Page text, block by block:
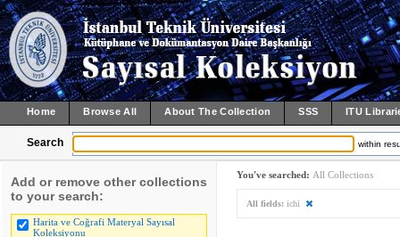
Home Browse All About The Collection SSS ITU
Search within
Add or remove other collections
to your search:
Harita ve Coğrafi Materyal Sayısal
Koleksiyonu
You've searched: All Collections
All fields: ichi